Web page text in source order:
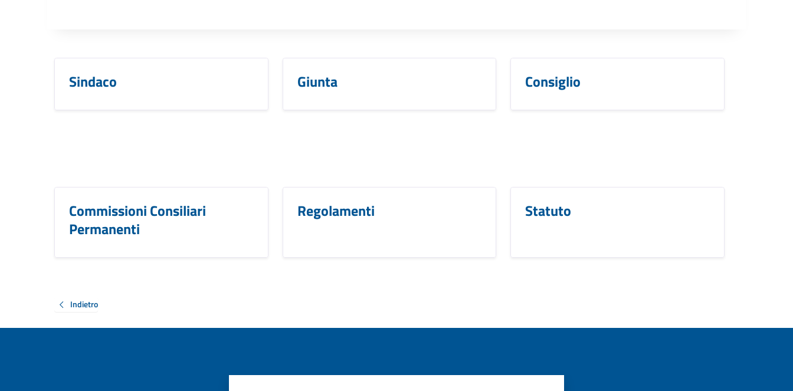
Sindaco Giunta Consiglio
Commissioni Consiliari
Permanenti
Regolamenti Statuto
Indietro